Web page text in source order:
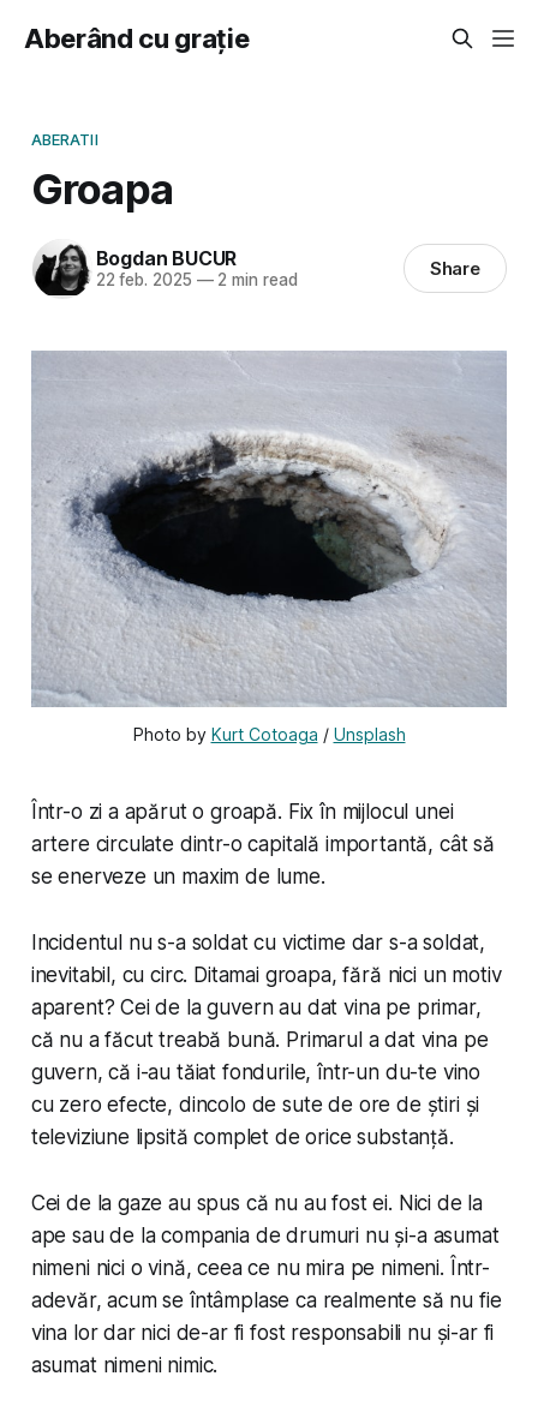
Aberând cu grație
ABERATII
Groapa
Bogdan BUCUR
22 feb. 2025 —2 min read Share
Photo by Kurt Cotoaga / Unsplash
Într-o zi a apărut o groapă. Fix în mijlocul unei
artere circulate dintr-o capitală importantă, cât să
se enerveze un maxim de lume.
Incidentul nu s-a soldat cu victime dar s-a soldat,
inevitabil, cu circ. Ditamai groapa, fără nici un motiv
aparent? Cei de la guvern au dat vina pe primar,
că nu a făcut treabă bună. Primarul a dat vina pe
guvern, că i-au tăiat fondurile, într-un du-te vino
cu zero efecte, dincolo de sute de ore de știri și
televiziune lipsită complet de orice substanță.
Cei de la gaze au spus că nu au fost ei. Nici de la
ape sau de la compania de drumuri nu și-a asumat
nimeni nici o vină, ceea ce nu mira pe nimeni. Într-
adevăr, acum se întâmplase ca realmente să nu fie
vina lor dar nici de-ar fi fost responsabili nu și-ar fi
asumat nimeni nimic.